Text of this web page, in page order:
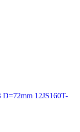
12JS160T-